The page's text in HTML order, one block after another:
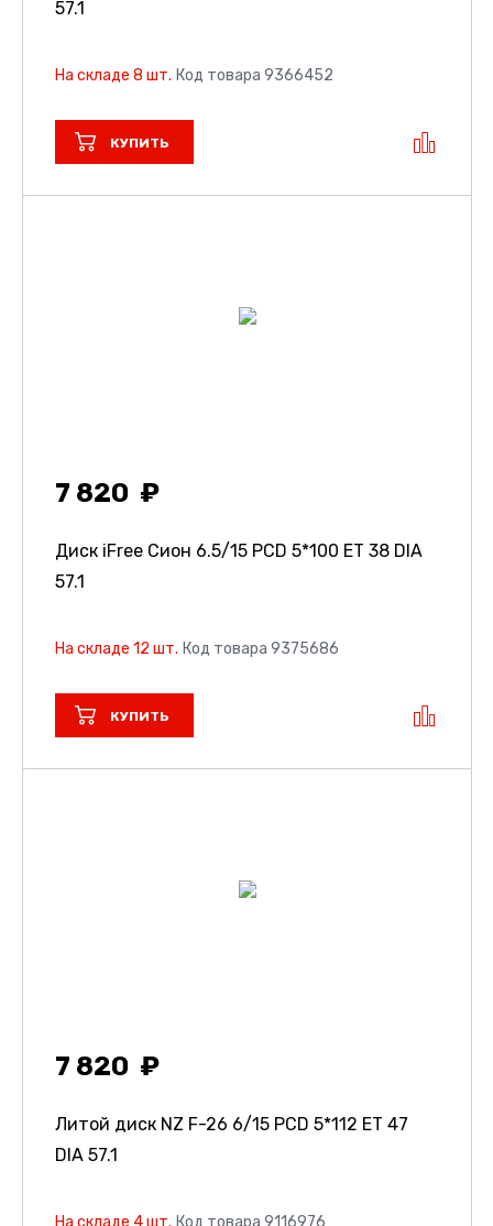
57.1
На складе 8 шт. Код товара 9366452
КУПИТЬ
7 820
Диск iFree Сион 6.5/15 PCD 5*100 ET 38 DIA
57.1
На складе 12 шт. Код товара 9375686
КУПИТЬ
7 820
Литой диск NZ F-26 6/15 PCD 5*112 ET 47
DIA 57.1
На складе 4 шт. Код товара 9116976